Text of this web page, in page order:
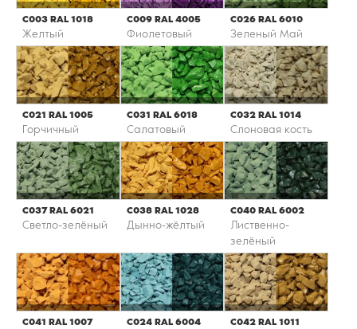
С003 RAL 1018
Желтый
С009 RAL 4005
Фиолетовый
С026 RAL 6010
Зеленый Май
С021 RAL 1005
Горчичный
С031 RAL 6018
Салатовый
С032 RAL 1014
Слоновая кость
С037 RAL 6021
Светло-зелёный
С038 RAL 1028
Дынно-жёлтый
С040 RAL 6002
Лиственно-
зелёный
С041 RAL 1007 С024 RAL 6004 С042 RAL 1011